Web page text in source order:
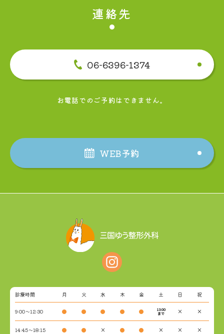
連絡先
06-6396-1374
お電話でのご予約はできません。
WEB予約
診療時間 月 火 水 木 金 土 日 祝
9:00～12:30 ● ● ● ● ●
13:00
まで
× ×
14:45～18:15 ● ● × ● ● × × ×